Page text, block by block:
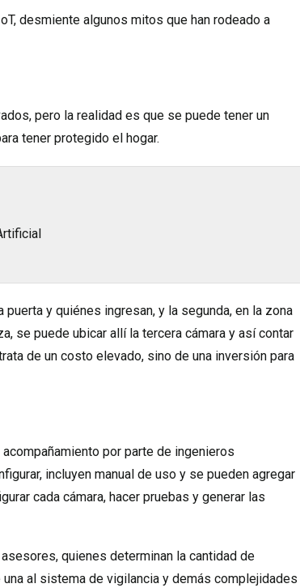
desmiente algunos mitos que han rodeado a
pero la realidad es que se puede tener un
tener protegido el hogar.
y quiénes ingresan, y la segunda, en la zona
se puede ubicar allí la tercera cámara y así contar
de un costo elevado, sino de una inversión para
por parte de ingenieros
incluyen manual de uso y se pueden agregar
cada cámara, hacer pruebas y generar las
quienes determinan la cantidad de
al sistema de vigilancia y demás complejidades